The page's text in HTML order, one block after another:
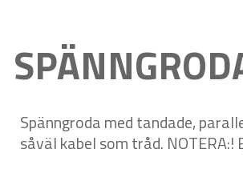
Spänngroda med tandade,
såväl kabel som tråd.